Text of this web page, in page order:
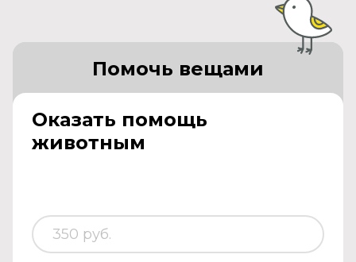
Оказать помощь
животным
Помочь вещами